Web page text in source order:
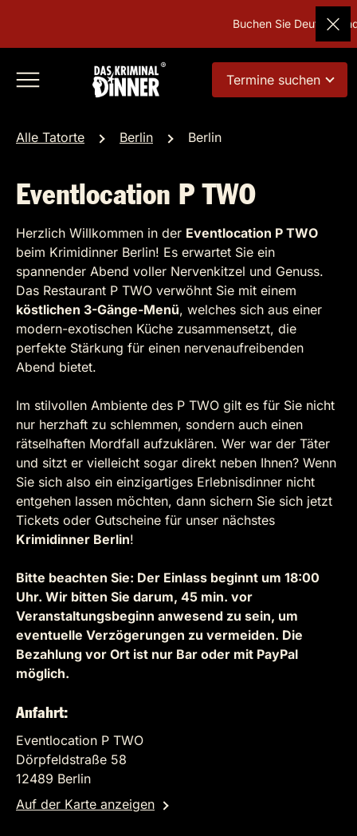
Buchen Sie
Termine suchen
Alle Tatorte Berlin Berlin
Eventlocation P TWO
Herzlich Willkommen in der Eventlocation P TWO
beim Krimidinner Berlin! Es erwartet Sie ein
spannender Abend voller Nervenkitzel und Genuss.
Das Restaurant P TWO verwöhnt Sie mit einem
köstlichen 3-Gänge-Menü, welches sich aus einer
modern-exotischen Küche zusammensetzt, die
perfekte Stärkung für einen nervenaufreibenden
Abend bietet.
Im stilvollen Ambiente des P TWO gilt es für Sie nicht
nur herzhaft zu schlemmen, sondern auch einen
rätselhaften Mordfall aufzuklären. Wer war der Täter
und sitzt er vielleicht sogar direkt neben Ihnen? Wenn
Sie sich also ein einzigartiges Erlebnisdinner nicht
entgehen lassen möchten, dann sichern Sie sich jetzt
Tickets oder Gutscheine für unser nächstes
Krimidinner Berlin!
Bitte beachten Sie: Der Einlass beginnt um 18:00
Uhr. Wir bitten Sie darum, 45 min. vor
Veranstaltungsbeginn anwesend zu sein, um
eventuelle Verzögerungen zu vermeiden. Die
Bezahlung vor Ort ist nur Bar oder mit PayPal
möglich.
Anfahrt:
Eventlocation P TWO
Dörpfeldstraße 58
12489 Berlin
Auf der Karte anzeigen